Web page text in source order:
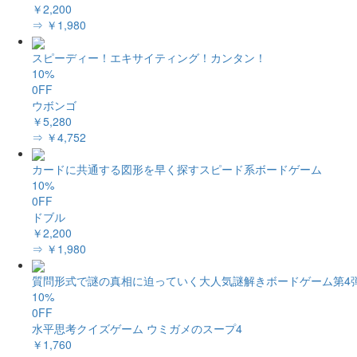
￥2,200
⇒ ￥1,980
スピーディー！エキサイティング！カンタン！
10%
0FF
ウボンゴ
￥5,280
⇒ ￥4,752
カードに共通する図形を早く探すスピード系ボードゲーム
10%
0FF
ドブル
￥2,200
⇒ ￥1,980
質問形式で謎の真相に迫っていく大人気謎解きボードゲーム第4
10%
0FF
水平思考クイズゲーム ウミガメのスープ4
￥1,760